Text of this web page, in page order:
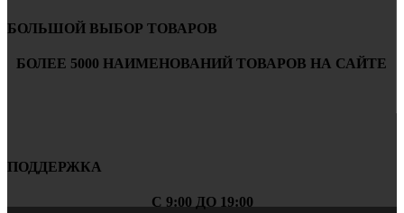
БОЛЬШОЙ ВЫБОР ТОВАРОВ
БОЛЕЕ 5000 НАИМЕНОВАНИЙ ТОВАРОВ НА САЙТЕ
ПОДДЕРЖКА
С 9:00 ДО 19:00